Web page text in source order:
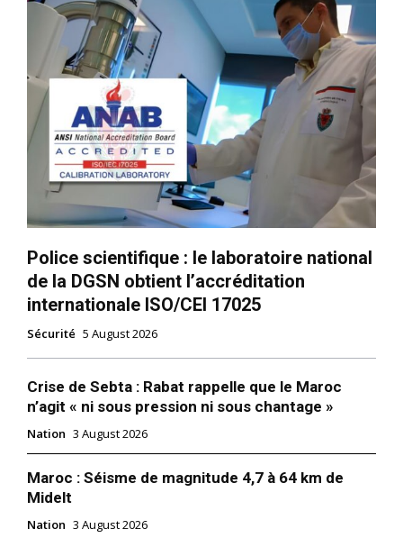
Police scientifique : le laboratoire national
de la DGSN obtient l’accréditation
internationale ISO/CEI 17025
Sécurité 5 August 2026
Crise de Sebta : Rabat rappelle que le Maroc
n’agit « ni sous pression ni sous chantage »
Nation 3 August 2026
Maroc : Séisme de magnitude 4,7 à 64 km de
Midelt
Nation 3 August 2026